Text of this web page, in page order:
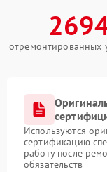
отремонтированных
Используются
сертификацию
работу после
обязательств